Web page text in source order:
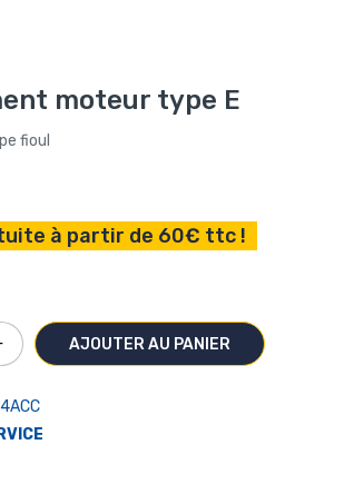
moteur type E
fioul
à partir de 60€ ttc !
AJOUTER AU PANIER